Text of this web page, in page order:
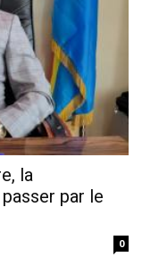
la
par le
0